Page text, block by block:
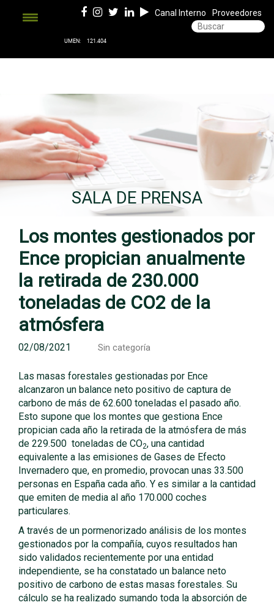
Canal Interno Proveedores
SALA DE PRENSA
Los montes gestionados por
Ence propician anualmente
la retirada de 230.000
toneladas de CO2 de la
atmósfera
02/08/2021 Sin categoría
Las masas forestales gestionadas por Ence
alcanzaron un balance neto positivo de captura de
carbono de más de 62.600 toneladas el pasado año.
Esto supone que los montes que gestiona Ence
propician cada año la retirada de la atmósfera de más
de 229.500 toneladas de CO2, una cantidad
equivalente a las emisiones de Gases de Efecto
Invernadero que, en promedio, provocan unas 33.500
personas en España cada año. Y es similar a la cantidad
que emiten de media al año 170.000 coches
particulares.
A través de un pormenorizado análisis de los montes
gestionados por la compañía, cuyos resultados han
sido validados recientemente por una entidad
independiente, se ha constatado un balance neto
positivo de carbono de estas masas forestales. Su
cálculo se ha realizado sumando toda la absorción de